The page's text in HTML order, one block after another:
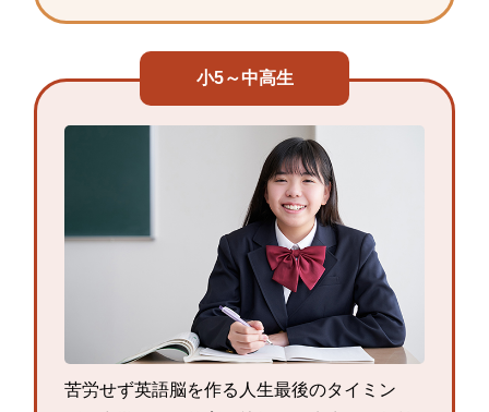
小5～中高生
苦労せず英語脳を作る人生最後のタイミン